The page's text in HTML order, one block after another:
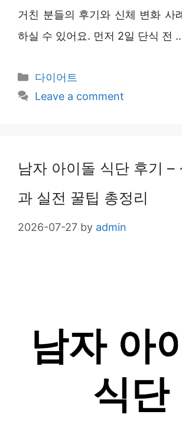
거친 분들의 후기와 신체 변화 사
하실 수 있어요. 먼저 2일 단식 전
Categories
다이어트
Leave a comment
남자 아이돌 식단 후기 –
과 실전 꿀팁 총정리
2026-07-27 by admin